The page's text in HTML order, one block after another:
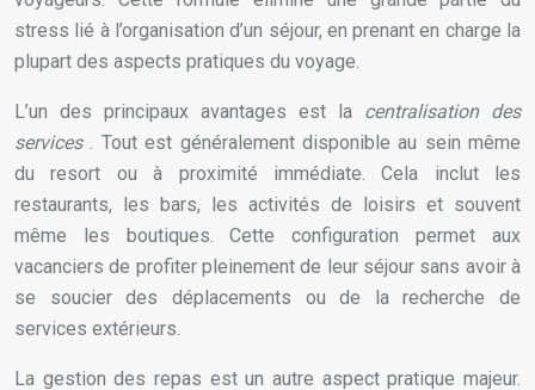
stress lié à l’organisation d’un séjour, en prenant en charge la
plupart des aspects pratiques du voyage.
L’un des principaux avantages est la centralisation des
services. Tout est généralement disponible au sein même
du resort ou à proximité immédiate. Cela inclut les
restaurants, les bars, les activités de loisirs et souvent
même les boutiques. Cette configuration permet aux
vacanciers de profiter pleinement de leur séjour sans avoir à
se soucier des déplacements ou de la recherche de
services extérieurs.
La gestion des repas est un autre aspect pratique majeur.